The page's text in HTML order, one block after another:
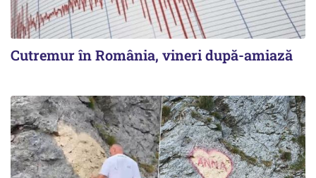
Cutremur în România, vineri după-amiază